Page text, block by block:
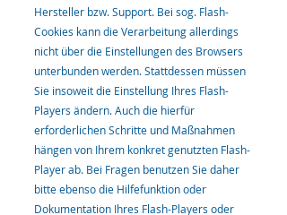
Hersteller bzw. Support. Bei sog. Flash-
Cookies kann die Verarbeitung allerdings
nicht über die Einstellungen des Browsers
unterbunden werden. Stattdessen müssen
Sie insoweit die Einstellung Ihres Flash-
Players ändern. Auch die hierfür
erforderlichen Schritte und Maßnahmen
hängen von Ihrem konkret genutzten Flash-
Player ab. Bei Fragen benutzen Sie daher
bitte ebenso die Hilfefunktion oder
Dokumentation Ihres Flash-Players oder